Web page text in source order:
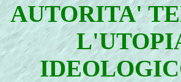
AUTORITA'